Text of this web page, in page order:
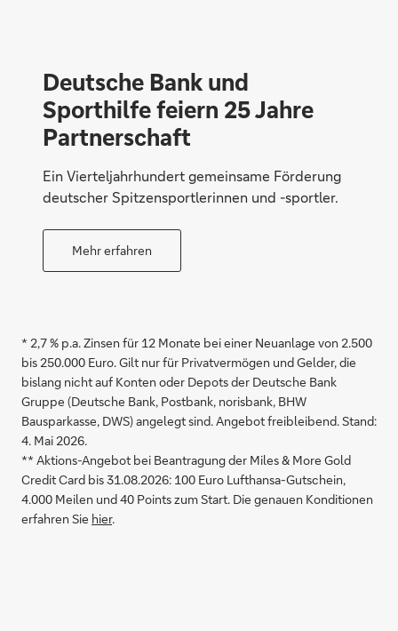
Deutsche Bank und
Sporthilfe feiern 25 Jahre
Partnerschaft
Ein Vierteljahrhundert gemeinsame Förderung
deutscher Spitzensportlerinnen und -sportler.
Mehr erfahren
* 2,7 % p.a. Zinsen für 12 Monate bei einer Neuanlage von 2.500
bis 250.000 Euro. Gilt nur für Privatvermögen und Gelder, die
bislang nicht auf Konten oder Depots der Deutsche Bank
Gruppe (Deutsche Bank, Postbank, norisbank, BHW
Bausparkasse, DWS) angelegt sind. Angebot freibleibend. Stand:
4. Mai 2026.
** Aktions-Angebot bei Beantragung der Miles & More Gold
Credit Card bis 31.08.2026: 100 Euro Lufthansa-Gutschein,
4.000 Meilen und 40 Points zum Start. Die genauen Konditionen
erfahren Sie hier.